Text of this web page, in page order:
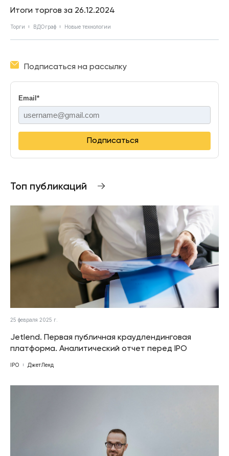
Итоги торгов за 26.12.2024
Торги ВДОграф Новые технологии
Подписаться на рассылку
Email *
Подписаться
Топ публикаций
25 февраля 2025 г.
Jetlend. Первая публичная краудлендинговая
платформа. Аналитический отчет перед IPO
IPO ДжетЛенд